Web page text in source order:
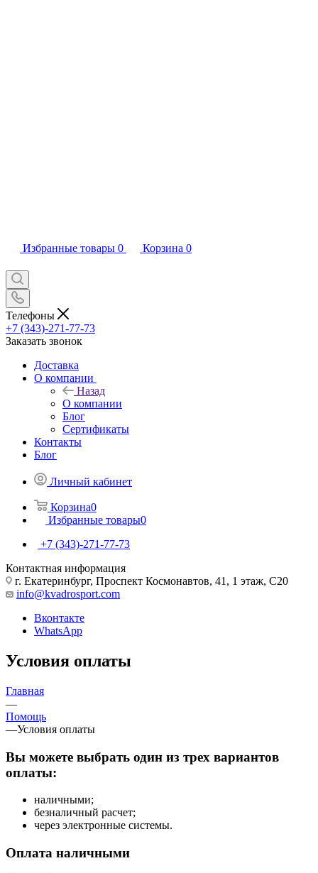
Избранные товары 0 Корзина 0
Телефоны
+7 (343)-271-77-73
Заказать звонок
Доставка
О компании
Назад
О компании
Блог
Сертификаты
Контакты
Блог
Личный кабинет
Корзина0
Избранные товары0
+7 (343)-271-77-73
Контактная информация
г. Екатеринбург, Проспект Космонавтов, 41, 1 этаж, С20
info@kvadrosport.com
Вконтакте
WhatsApp
Условия оплаты
Главная
—
Помощь
—Условия оплаты
Вы можете выбрать один из трех вариантов
оплаты:
наличными;
безналичный расчет;
через электронные системы.
Оплата наличными